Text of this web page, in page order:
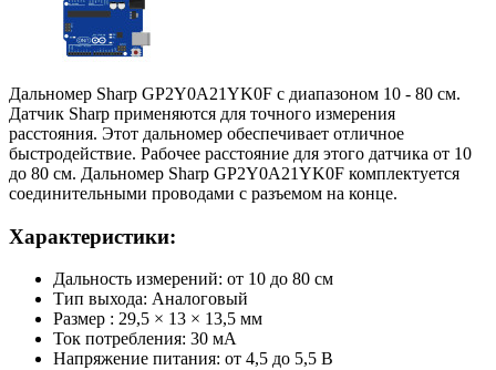
Дальномер Sharp GP2Y0A21YK0F с диапазоном 10 - 80 см.
Датчик Sharp применяются для точного измерения
расстояния. Этот дальномер обеспечивает отличное
быстродействие. Рабочее расстояние для этого датчика от 10
до 80 см. Дальномер Sharp GP2Y0A21YK0F комплектуется
соединительными проводами с разъемом на конце.
Характеристики:
Дальность измерений: от 10 до 80 см
Тип выхода: Аналоговый
Размер : 29,5 × 13 × 13,5 мм
Ток потребления: 30 мА
Напряжение питания: от 4,5 до 5,5 В